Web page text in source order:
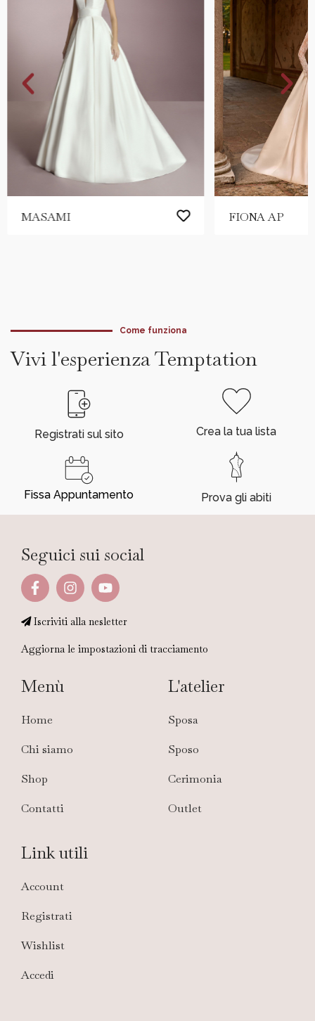
MASAMI FIONA AP
Come funziona
Vivi l'esperienza Temptation
Registrati sul sito
Fissa Appuntamento
Crea la tua lista
Prova gli abiti
Seguici sui social
Iscriviti alla nesletter
Aggiorna le impostazioni di tracciamento
Menù
Home
Chi siamo
Shop
Contatti
L'atelier
Sposa
Sposo
Cerimonia
Outlet
Link utili
Account
Registrati
Wishlist
Accedi